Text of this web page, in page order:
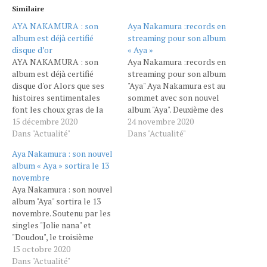
Similaire
AYA NAKAMURA : son
album est déjà certifié
disque d’or
AYA NAKAMURA : son
album est déjà certifié
disque d'or Alors que ses
histoires sentimentales
font les choux gras de la
presse gossip, Aya
Nakamura cartonne avec
tout simplement "Aya". Il
faut dire que la chanteuse
d’Aulnay-sous-Bois a réuni
tous les ingrédients pour
que chaque morceau…
15 décembre 2020
Dans "Actualité"
Aya Nakamura :records en
streaming pour son album
« Aya »
Aya Nakamura :records en
streaming pour son album
"Aya" Aya Nakamura est au
sommet avec son nouvel
album "Aya". Deuxième des
meilleures ventes en
France, le disque explose
24 novembre 2020
Dans "Actualité"
Aya Nakamura : son nouvel
album « Aya » sortira le 13
novembre
Aya Nakamura : son nouvel
album "Aya" sortira le 13
novembre. Soutenu par les
singles "Jolie nana" et
"Doudou", le troisième
album d'Aya Nakamura est
l'une des sorties les plus
15 octobre 2020
Dans "Actualité"